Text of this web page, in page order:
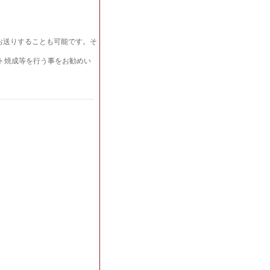
りすることも可能です。そ
焼成等を行う事をお勧めい